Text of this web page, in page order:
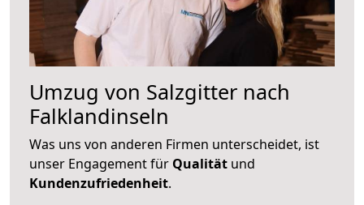
Umzug von Salzgitter nach
Falklandinseln
Was uns von anderen Firmen unterscheidet, ist
unser Engagement für Qualität und
Kundenzufriedenheit.